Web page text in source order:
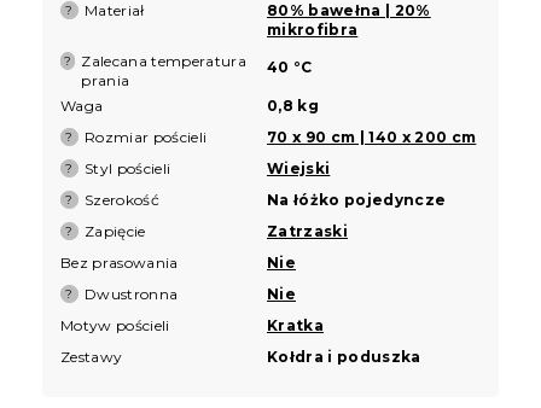
? Materiał
80% bawełna | 20%
mikrofibra
?
Zalecana temperatura
prania
40 °C
Waga 0,8 kg
? Rozmiar pościeli 70 x 90 cm | 140 x 200 cm
? Styl pościeli Wiejski
? Szerokość Na łóżko pojedyncze
? Zapięcie
Zatrzaski
Bez prasowania
Nie
? Dwustronna
Nie
Motyw pościeli
Kratka
Zestawy
Kołdra i poduszka